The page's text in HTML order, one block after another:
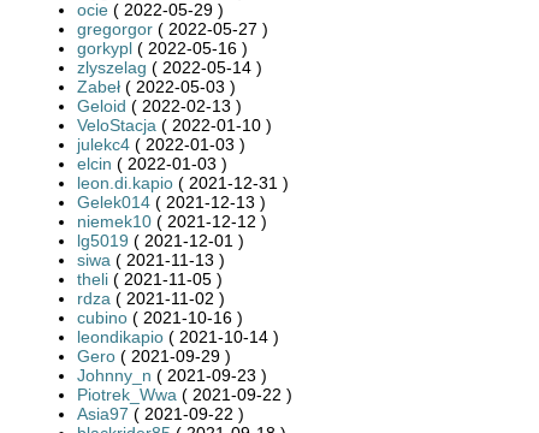
ocie ( 2022-05-29 )
gregorgor ( 2022-05-27 )
gorkypl ( 2022-05-16 )
zlyszelag ( 2022-05-14 )
Zabeł ( 2022-05-03 )
Geloid ( 2022-02-13 )
VeloStacja ( 2022-01-10 )
julekc4 ( 2022-01-03 )
elcin ( 2022-01-03 )
leon.di.kapio ( 2021-12-31 )
Gelek014 ( 2021-12-13 )
niemek10 ( 2021-12-12 )
lg5019 ( 2021-12-01 )
siwa ( 2021-11-13 )
theli ( 2021-11-05 )
rdza ( 2021-11-02 )
cubino ( 2021-10-16 )
leondikapio ( 2021-10-14 )
Gero ( 2021-09-29 )
Johnny_n ( 2021-09-23 )
Piotrek_Wwa ( 2021-09-22 )
Asia97 ( 2021-09-22 )